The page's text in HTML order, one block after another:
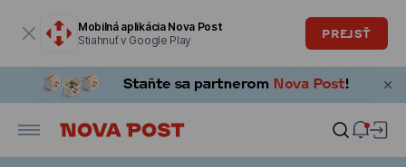
Mobilná aplikácia Nova Post
Stiahnuť v Google Play
PREJSŤ